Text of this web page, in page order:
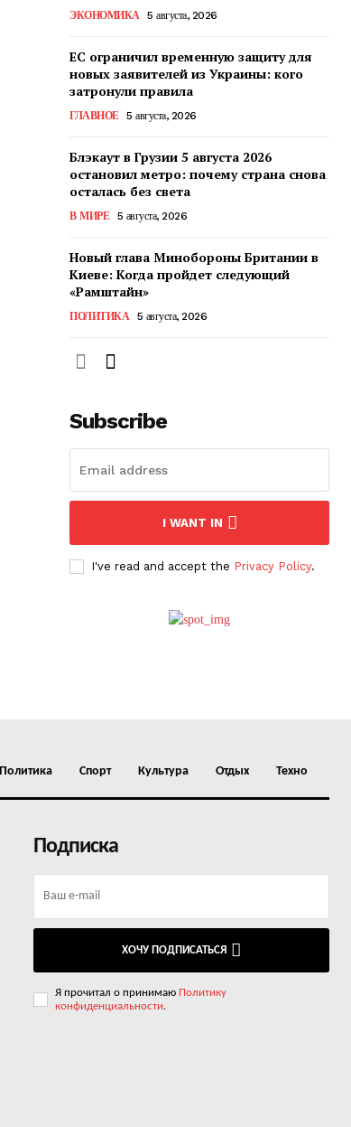
ЭКОНОМИКА 5 августа, 2026
ЕС ограничил временную защиту для
новых заявителей из Украины: кого
затронули правила
ГЛАВНОЕ 5 августа, 2026
Блэкаут в Грузии 5 августа 2026
остановил метро: почему страна снова
осталась без света
В МИРЕ 5 августа, 2026
Новый глава Минобороны Британии в
Киеве: Когда пройдет следующий
«Рамштайн»
ПОЛИТИКА 5 августа, 2026
Subscribe
I WANT IN
I've read and accept the Privacy Policy.
Политика Спорт Культура Отдых Техно
Подписка
ХОЧУ ПОДПИСАТЬСЯ
Я прочитал о принимаю Политику
конфиденциальности.